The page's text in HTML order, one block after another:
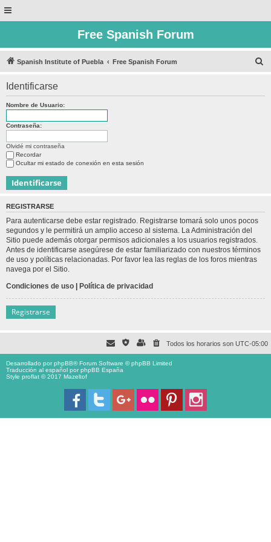
Free Spanish Forum
Spanish Institute of Puebla Free Spanish Forum
Identificarse
Nombre de Usuario:
Contraseña:
Olvidé mi contraseña
Recordar
Ocultar mi estado de conexión en esta sesión
REGISTRARSE
Para autenticarse debe estar registrado. Registrarse tomará solo unos pocos
segundos y le permitirá un amplio acceso al sistema. La Administración del
Sitio puede además otorgar permisos adicionales a los usuarios registrados.
Antes de identificarse asegúrese de estar familiarizado con nuestros términos
de uso y políticas relacionadas. Por favor lea las reglas de los foros mientras
navega por el Sitio.
Condiciones de uso | Política de privacidad
Registrarse
Todos los horarios son UTC-05:00
Desarrollado porphpBB® Forum Software © phpBB Limited
Traducción al español porphpBB España
Style proflat © 2017 Mazeltof